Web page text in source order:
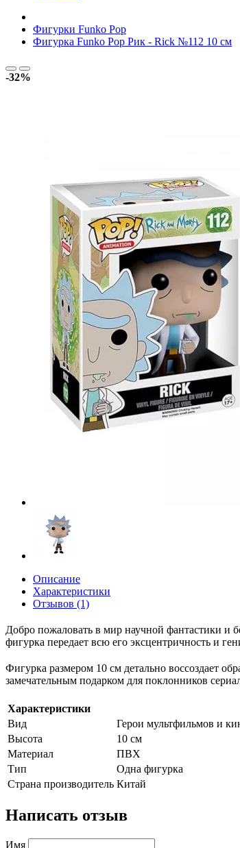
Фигурки Funko Pop
Фигурка Funko Pop Рик - Rick №112 10 см
-32%
Описание
Характеристики
Отзывов (1)
Добро пожаловать в мир научной фантастики и
фигурка передает всю его эксцентричность и
Фигурка размером 10 см детально воссоздает
замечательным подарком для поклонников
Характеристики
Вид
Герои мультфильмов и
Высота
10 см
Материал
ПВХ
Тип
Одна фигурка
Страна производитель Китай
Написать отзыв
Имя